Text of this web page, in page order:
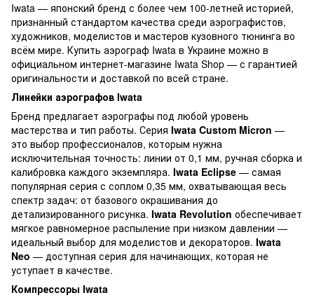
Iwata — японский бренд с более чем 100-летней историей,
признанный стандартом качества среди аэрографистов,
художников, моделистов и мастеров кузовного тюнинга во
всём мире. Купить аэрограф Iwata в Украине можно в
официальном интернет-магазине Iwata Shop — с гарантией
оригинальности и доставкой по всей стране.
Линейки аэрографов Iwata
Бренд предлагает аэрографы под любой уровень
мастерства и тип работы. Серия Iwata Custom Micron —
это выбор профессионалов, которым нужна
исключительная точность: линии от 0,1 мм, ручная сборка и
калибровка каждого экземпляра. Iwata Eclipse — самая
популярная серия с соплом 0,35 мм, охватывающая весь
спектр задач: от базового окрашивания до
детализированного рисунка. Iwata Revolution обеспечивает
мягкое равномерное распыление при низком давлении —
идеальный выбор для моделистов и декораторов. Iwata
Neo — доступная серия для начинающих, которая не
уступает в качестве.
Компрессоры Iwata